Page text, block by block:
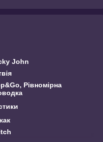
John
Рівномірна